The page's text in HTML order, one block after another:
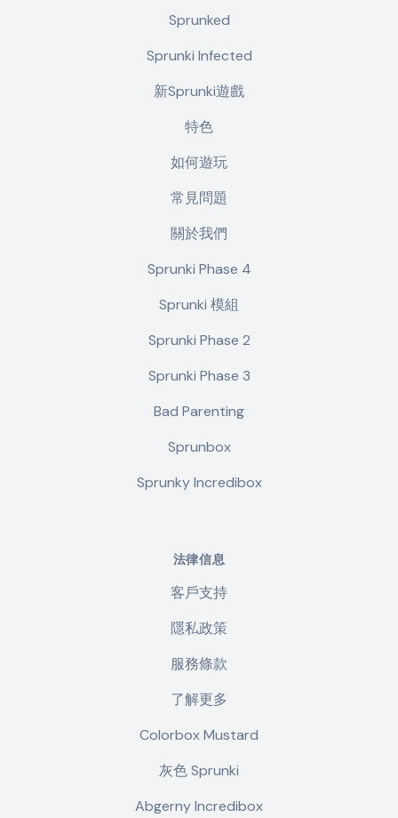
Sprunked
Sprunki Infected
新Sprunki遊戲
特色
如何遊玩
常見問題
關於我們
Sprunki Phase 4
Sprunki 模組
Sprunki Phase 2
Sprunki Phase 3
Bad Parenting
Sprunbox
Sprunky Incredibox
法律信息
客戶支持
隱私政策
服務條款
了解更多
Colorbox Mustard
灰色 Sprunki
Abgerny Incredibox